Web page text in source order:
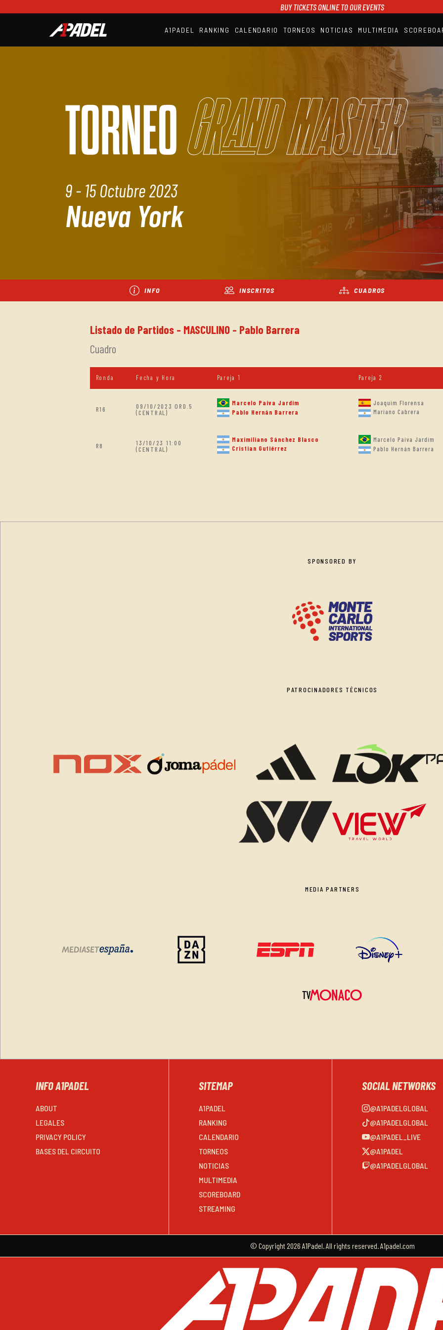
BUY TICKETS ONLINE TO OUR EVENTS
A1PADEL RANKING CALENDARIO TORNEOS NOTICIAS MULTIMEDIA
RANKING
SCOREBOARD
STREAMING
TORNEOGrand Master
9 - 15 Octubre 2023
Nueva York
INFO INSCRITOS CUADROS
Listado de Partidos - MASCULINO - Pablo Barrera
Cuadro
Ronda Fecha y Hora Pareja 1 Pareja 2
R16
09/10/2023 ORD.5
(CENTRAL)
Marcelo Paiva Jardim
Pablo Hernán Barrera
Joaquim Florensa
Mariano Cabrera
R8
13/10/23 11:00
(CENTRAL)
Maximiliano Sánchez Blasco
Cristian Gutiérrez
Marcelo Paiva Jardim
Pablo Hernán Barrera
SPONSORED BY
PATROCINADORES TÉCNICOS
MEDIA PARTNERS
INFO A1PADEL
ABOUT
LEGALES
PRIVACY POLICY
BASES DEL CIRCUITO
SITEMAP
A1PADEL
RANKING
CALENDARIO
TORNEOS
NOTICIAS
MULTIMEDIA
SCOREBOARD
STREAMING
SOCIAL NETWORKS
@A1PADELGLOBAL
@A1PADELGLOBAL
@A1PADEL_LIVE
@A1PADEL
@A1PADELGLOBAL
© Copyright 2026 A1Padel. All rights reserved. A1padel.com